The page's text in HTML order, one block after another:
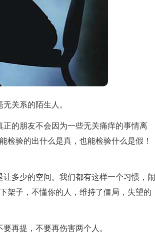
关系的陌生人。
的朋友不会因为一些无关痛痒的事情离
检验的出什么是真，也能检验什么是假！
多少的空间。我们都有这样一个习惯，闹
架子，不懂你的人，维持了僵局，失望的
再提，不要再伤害两个人。